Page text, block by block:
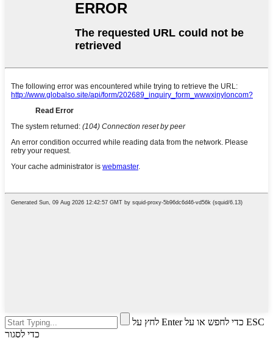
לחץ על Enter כדי לחפש או על ESC
כדי לסגור